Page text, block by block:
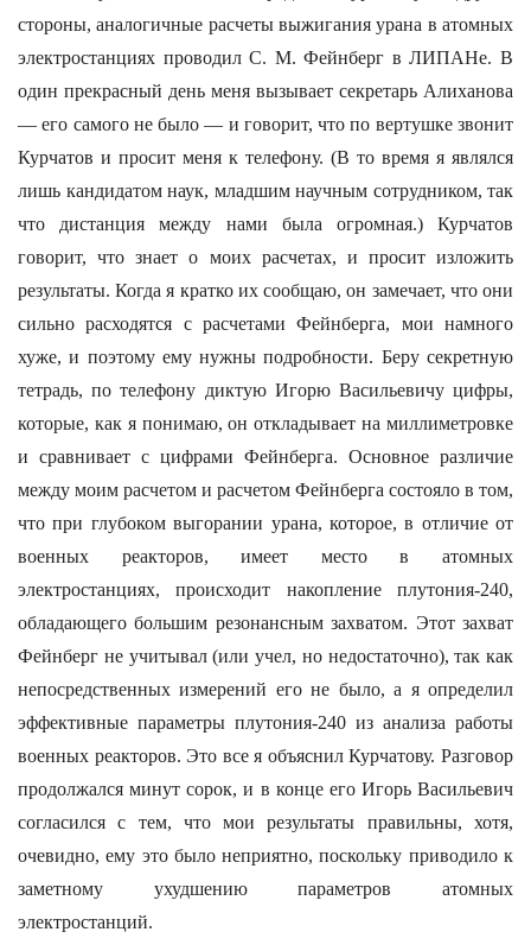
стороны, аналогичные расчеты выжигания урана в атомных
электростанциях проводил С. М. Фейнберг в ЛИПАНе. В
один прекрасный день меня вызывает секретарь Алиханова
— его самого не было — и говорит, что по вертушке звонит
Курчатов и просит меня к телефону. (В то время я являлся
лишь кандидатом наук, младшим научным сотрудником, так
что дистанция между нами была огромная.) Курчатов
говорит, что знает о моих расчетах, и просит изложить
результаты. Когда я кратко их сообщаю, он замечает, что они
сильно расходятся с расчетами Фейнберга, мои намного
хуже, и поэтому ему нужны подробности. Беру секретную
тетрадь, по телефону диктую Игорю Васильевичу цифры,
которые, как я понимаю, он откладывает на миллиметровке
и сравнивает с цифрами Фейнберга. Основное различие
между моим расчетом и расчетом Фейнберга состояло в том,
что при глубоком выгорании урана, которое, в отличие от
военных реакторов, имеет место в атомных
электростанциях, происходит накопление плутония-240,
обладающего большим резонансным захватом. Этот захват
Фейнберг не учитывал (или учел, но недостаточно), так как
непосредственных измерений его не было, а я определил
эффективные параметры плутония-240 из анализа работы
военных реакторов. Это все я объяснил Курчатову. Разговор
продолжался минут сорок, и в конце его Игорь Васильевич
согласился с тем, что мои результаты правильны, хотя,
очевидно, ему это было неприятно, поскольку приводило к
заметному ухудшению параметров атомных
электростанций.